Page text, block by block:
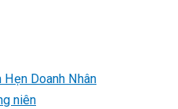
Doanh Nhân
niên